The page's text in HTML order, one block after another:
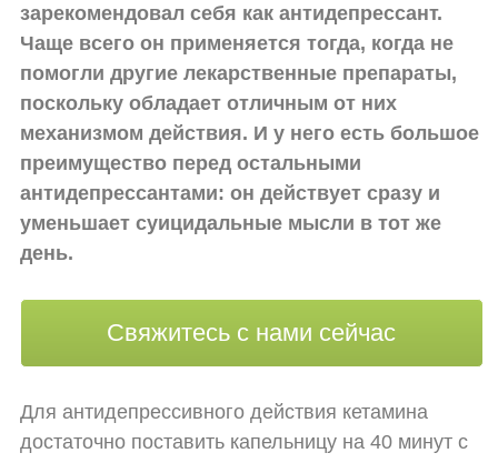
зарекомендовал себя как антидепрессант.
Чаще всего он применяется тогда, когда не
помогли другие лекарственные препараты,
поскольку обладает отличным от них
механизмом действия. И у него есть большое
преимущество перед остальными
антидепрессантами: он действует сразу и
уменьшает суицидальные мысли в тот же
день.
Свяжитесь с нами сейчас
Для антидепрессивного действия кетамина
достаточно поставить капельницу на 40 минут с